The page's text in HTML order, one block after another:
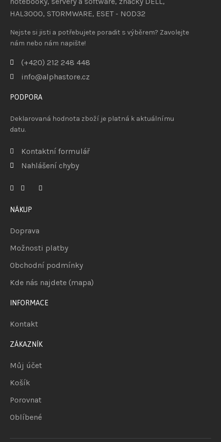
Nejste si jisti a potřebujete poradit s výběrem? Zavolejte
nám nebo nám napište!
(+420) 212 248 448
info@alphastore.cz
PODPORA
Deklarovaná hodnota zboží je platná k aktuálnímu
datu.
Kontaktní formulář
Nahlášení chyby
NÁKUP
Doprava
Možnosti platby
Obchodní podmínky
Kde nás najdete (mapa)
INFORMACE
Kontakt
ZÁKAZNÍK
Můj účet
Košík
Porovnat
Oblíbené